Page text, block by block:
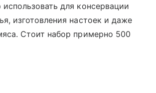
для консервации
изготовления настоек и даже
Стоит набор примерно 500